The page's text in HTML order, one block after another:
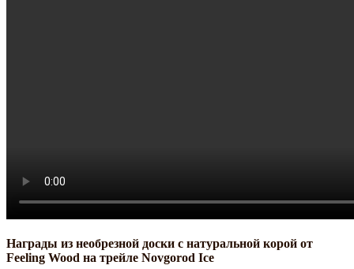
Награды из необрезной доски с натуральной корой от
Feeling Wood на трейле Novgorod Ice